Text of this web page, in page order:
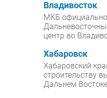
Проекты
IT класс
Каталог компаний
Владивосток
МКБ
центр во
Хабаровск
Хабаровский
строительству
Дальнем